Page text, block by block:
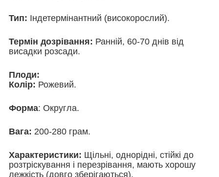
Тип: Індетермінантний (високорослий).
Термін дозрівання: Ранній, 60-70 днів від
висадки розсади.
Плоди:
Колір: Рожевий.
Форма: Округла.
Вага: 200-280 грам.
Характеристики: Щільні, однорідні, стійкі до
розтріскування і перезрівання, мають хорошу
лежкість (довго зберігаються).